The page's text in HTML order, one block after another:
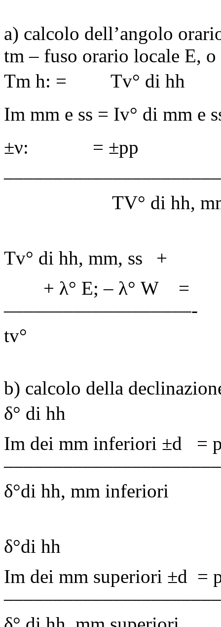
a) calcolo dell’angolo
tm – fuso orario locale E, o
Tm h: =
Tv° di hh
Im mm e ss = Iv° di mm e
±ν: = ±pp
TV° di hh,
Tv° di hh, mm, ss
+
+ λ° E; – λ° W
=
–––––––––––––––––––-
tv°
b) calcolo della
δ° di hh
Im dei mm inferiori ±d
=
δ°di hh, mm inferiori
δ°di hh
Im dei mm superiori ±d =